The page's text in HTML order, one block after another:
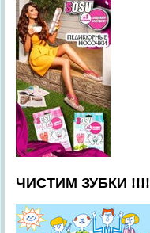
ЧИСТИМ ЗУБКИ !!!!